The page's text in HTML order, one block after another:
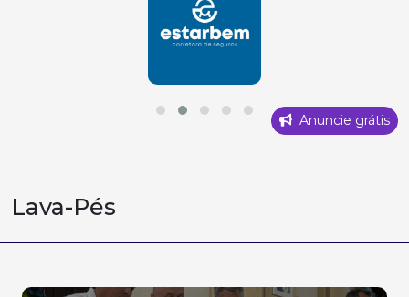
Anuncie grátis
Lava-Pés